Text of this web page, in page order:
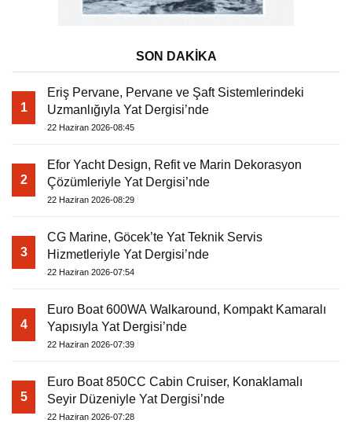
SON DAKİKA
1
Eriş Pervane, Pervane ve Şaft Sistemlerindeki
Uzmanlığıyla Yat Dergisi’nde
22 Haziran 2026-08:45
2
Efor Yacht Design, Refit ve Marin Dekorasyon
Çözümleriyle Yat Dergisi’nde
22 Haziran 2026-08:29
3
CG Marine, Göcek’te Yat Teknik Servis
Hizmetleriyle Yat Dergisi’nde
22 Haziran 2026-07:54
4
Euro Boat 600WA Walkaround, Kompakt Kamaralı
Yapısıyla Yat Dergisi’nde
22 Haziran 2026-07:39
5
Euro Boat 850CC Cabin Cruiser, Konaklamalı
Seyir Düzeniyle Yat Dergisi’nde
22 Haziran 2026-07:28